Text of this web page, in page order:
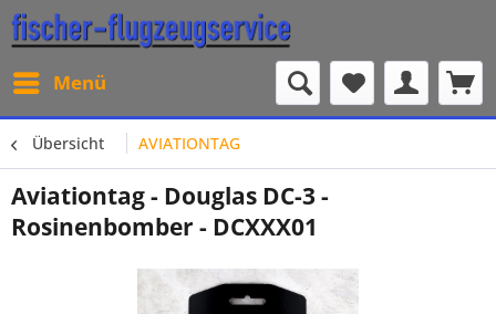
Menü
Übersicht AVIATIONTAG
Aviationtag - Douglas DC-3 -
Rosinenbomber - DCXXX01